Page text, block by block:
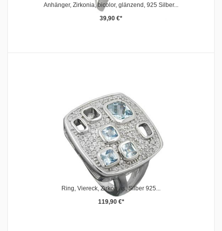
Anhänger, Zirkonia, bicolor, glänzend, 925 Silber...
39,90 €*
Ring, Viereck, Zirkonias, Silber 925...
119,90 €*